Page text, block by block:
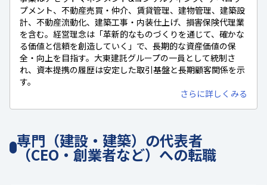
プメント、不動産売買・仲介、賃貸管理、建物管理、建築設
計、不動産流動化、建築工事・内装仕上げ、損害保険代理業
を含む。経営理念は「革新的なものづくりを通じて、確かな
る価値と信頼を創造していく」で、長期的な資産価値の保
全・向上を目指す。大東建託グループの一員として統制さ
れ、資本提携の履歴は安定した取引基盤と長期顧客関係を示
す。
さらに詳しくみる
専門（建設・建築）の代表者
（CEO・創業者など）への転職